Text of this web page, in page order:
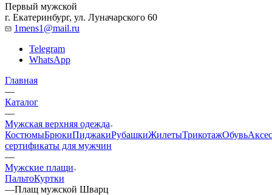
Первый мужской
г. Екатеринбург, ул. Луначарского 60
1mens1@mail.ru
Telegram
WhatsApp
Главная
—
Каталог
—
Мужская верхняя одежда
КостюмыБрюкиПиджакиРубашкиЖилетыТрикотажОбувь
сертификаты для мужчин
—
Мужские плащи
ПальтоКуртки
—Плащ мужской Шварц